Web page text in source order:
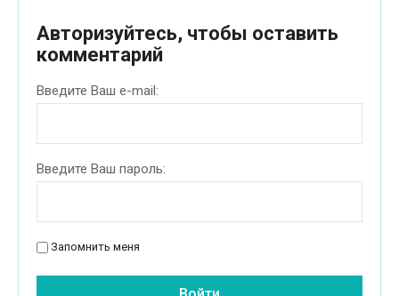
Авторизуйтесь, чтобы оставить
комментарий
Введите Ваш e-mail:
Введите Ваш пароль:
Запомнить меня